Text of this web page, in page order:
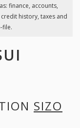
as: finance, accounts,
history, taxes and
file.
SIZO